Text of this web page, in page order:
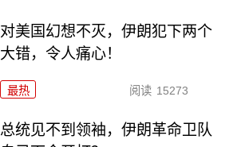
对美国幻想不灭，伊朗犯下两个
大错，令人痛心！
最热 阅读 15273
总统见不到领袖，伊朗革命卫队